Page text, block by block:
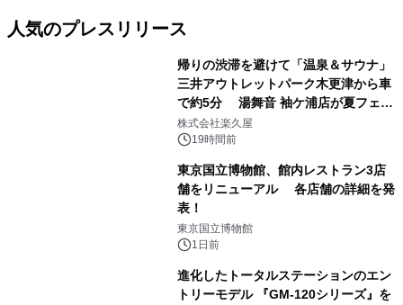
人気のプレスリリース
帰りの渋滞を避けて「温泉＆サウナ」
三井アウトレットパーク木更津から車
で約5分 湯舞音 袖ケ浦店が夏フェア
メニューを提供
株式会社楽久屋
19時間前
東京国立博物館、館内レストラン3店
舗をリニューアル 各店舗の詳細を発
表！
東京国立博物館
1日前
進化したトータルステーションのエン
トリーモデル 『GM-120シリーズ』を